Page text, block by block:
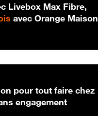
Livebox Max Fibre,
20 € par mois
avec Orange Maison
pour tout faire chez
engagement